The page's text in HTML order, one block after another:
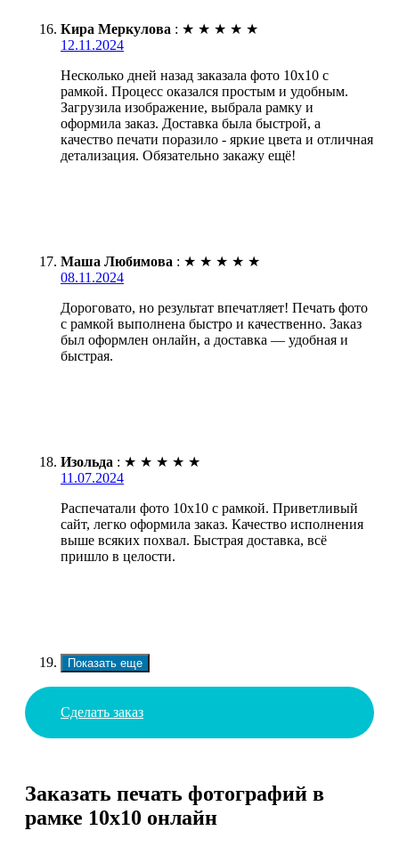
Кира Меркулова : ★ ★ ★ ★ ★
12.11.2024
Несколько дней назад заказала фото 10х10 с
рамкой. Процесс оказался простым и удобным.
Загрузила изображение, выбрала рамку и
оформила заказ. Доставка была быстрой, а
качество печати поразило - яркие цвета и отличная
детализация. Обязательно закажу ещё!
Маша Любимова : ★ ★ ★ ★ ★
08.11.2024
Дороговато, но результат впечатляет! Печать фото
с рамкой выполнена быстро и качественно. Заказ
был оформлен онлайн, а доставка — удобная и
быстрая.
Изольда : ★ ★ ★ ★ ★
11.07.2024
Распечатали фото 10х10 с рамкой. Приветливый
сайт, легко оформила заказ. Качество исполнения
выше всяких похвал. Быстрая доставка, всё
пришло в целости.
Показать еще
Сделать заказ
Заказать печать фотографий в
рамке 10х10 онлайн